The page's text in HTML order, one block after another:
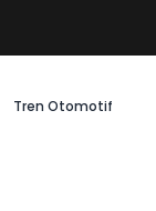
Tren Otomotif